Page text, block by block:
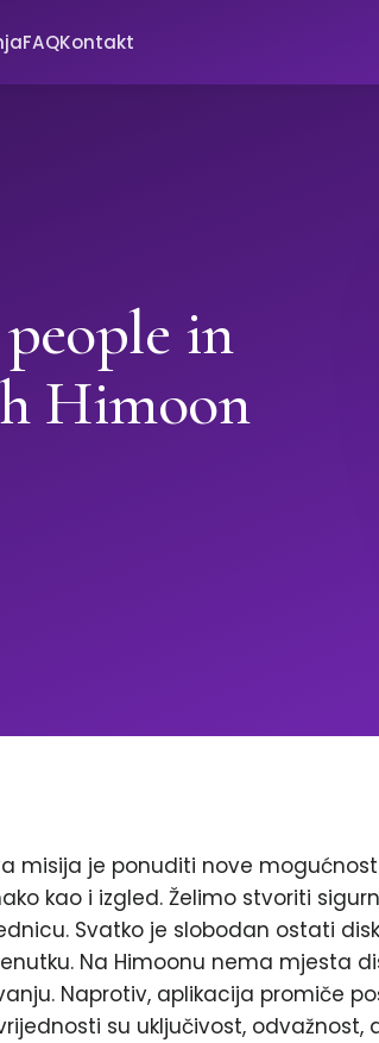
FAQKontakt
in
Himoon
misija je ponuditi nove
kao i izgled. Želimo stvoriti
Svatko je slobodan ostati
Na Himoonu nema mjesta
Naprotiv, aplikacija promiče
su uključivost, odvažnost,